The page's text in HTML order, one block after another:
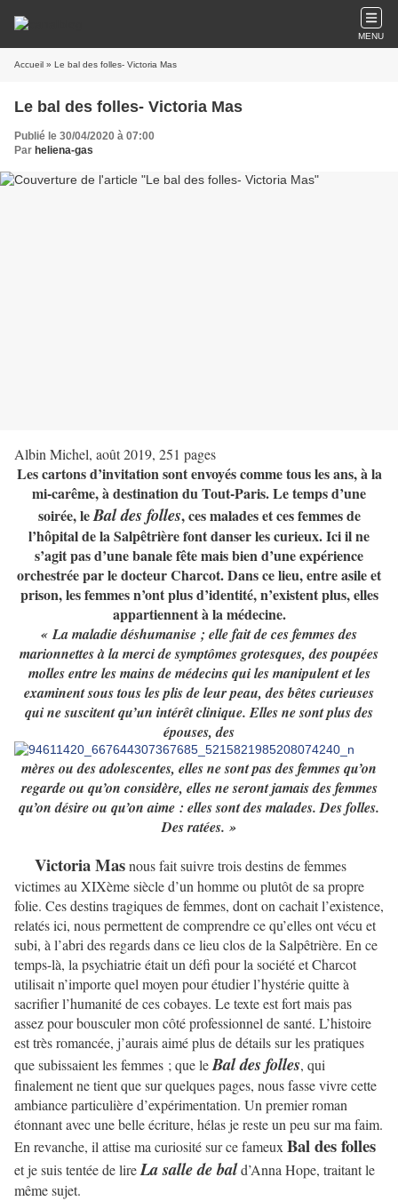
MENU
Accueil » Le bal des folles- Victoria Mas
Le bal des folles- Victoria Mas
Publié le 30/04/2020 à 07:00
Par heliena-gas
Albin Michel, août 2019, 251 pages
Les cartons d’invitation sont envoyés comme tous les ans, à la
mi-carême, à destination du Tout-Paris. Le temps d’une
soirée, leBal des folles, ces malades et ces femmes de
l’hôpital de la Salpêtrière font danser les curieux. Ici il ne
s’agit pas d’une banale fête mais bien d’une expérience
orchestrée par le docteur Charcot. Dans ce lieu, entre asile et
prison, les femmes n’ont plus d’identité, n’existent plus, elles
appartiennent à la médecine.
« La maladie déshumanise ; elle fait de ces femmes des
marionnettes à la merci de symptômes grotesques, des poupées
molles entre les mains de médecins qui les manipulent et les
examinent sous tous les plis de leur peau, des bêtes curieuses
qui ne suscitent qu’un intérêt clinique. Elles ne sont plus des
épouses, des
mères ou des adolescentes, elles ne sont pas des femmes qu’on
regarde ou qu’on considère, elles ne seront jamais des femmes
qu’on désire ou qu’on aime : elles sont des malades. Des folles.
Des ratées. »
Victoria Masnous fait suivre trois destins de femmes
victimes au XIXème siècle d’un homme ou plutôt de sa propre
folie. Ces destins tragiques de femmes, dont on cachait l’existence,
relatés ici, nous permettent de comprendre ce qu’elles ont vécu et
subi, à l’abri des regards dans ce lieu clos de la Salpêtrière. En ce
temps-là, la psychiatrie était un défi pour la société et Charcot
utilisait n’importe quel moyen pour étudier l’hystérie quitte à
sacrifier l’humanité de ces cobayes. Le texte est fort mais pas
assez pour bousculer mon côté professionnel de santé. L’histoire
est très romancée, j’aurais aimé plus de détails sur les pratiques
que subissaient les femmes ; que leBal des folles, qui
finalement ne tient que sur quelques pages, nous fasse vivre cette
ambiance particulière d’expérimentation. Un premier roman
étonnant avec une belle écriture, hélas je reste un peu sur ma faim.
En revanche, il attise ma curiosité sur ce fameux Bal des folles
et je suis tentée de lireLa salle de bald’Anna Hope, traitant le
même sujet.